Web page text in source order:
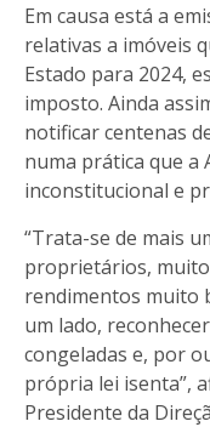
Em causa está a
relativas a imóveis
Estado para 2024,
imposto. Ainda
notificar centenas
numa prática que a
inconstitucional e
“Trata-se de mais
proprietários,
rendimentos muito
um lado,
congeladas e, por
própria lei isenta”,
Presidente da